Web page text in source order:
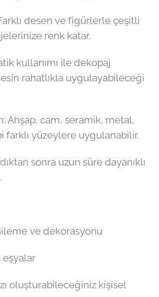
desen ve figürlerle çeşitli
renk katar.
kullanımı ile dekopaj
rahatlıkla uygulayabileceği
Ahşap, cam, seramik, metal,
farklı yüzeylere uygulanabilir.
sonra uzun süre dayanıklı
ve dekorasyonu
eşyalar
oluşturabileceğiniz kişisel